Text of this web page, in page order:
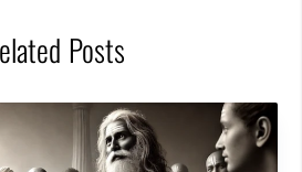
Posts